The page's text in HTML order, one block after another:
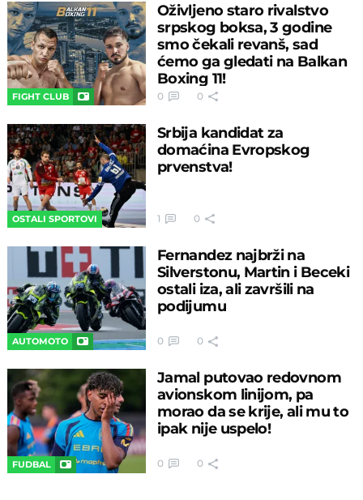
FIGHT CLUB
Oživljeno staro rivalstvo
srpskog boksa, 3 godine
smo čekali revanš, sad
ćemo ga gledati na Balkan
Boxing 11!
0 0
OSTALI SPORTOVI
Srbija kandidat za
domaćina Evropskog
prvenstva!
1 0
AUTOMOTO
Fernandez najbrži na
Silverstonu, Martin i Beceki
ostali iza, ali završili na
podijumu
0 0
FUDBAL
Jamal putovao redovnom
avionskom linijom, pa
morao da se krije, ali mu to
ipak nije uspelo!
0 0